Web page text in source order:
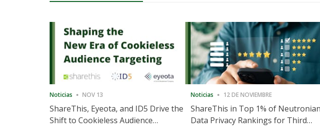
Noticias NOV 13
ShareThis, Eyeota, and ID5 Drive the
Shift to Cookieless Audience
Noticias 12 DE NOVIEMBRE
ShareThis in Top 1% of
Data Privacy Rankings for Third